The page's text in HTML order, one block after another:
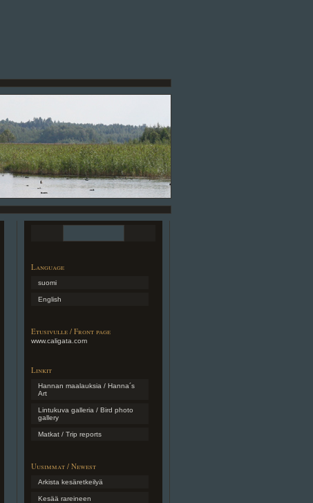
Language
suomi
English
Etusivulle / Front page
www.caligata.com
Linkit
Hannan maalauksia / Hanna´s
Art
Lintukuva galleria / Bird photo
gallery
Matkat / Trip reports
Uusimmat / Newest
Arkista kesäretkeilyä
Kesää rareineen